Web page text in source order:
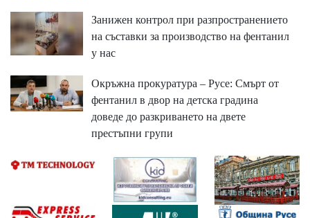
Занижен контрол при разпространението
на съставки за производство на фентанил
у нас
Окръжна прокуратура – Русе: Смърт от
фентанил в двор на детска градина
доведе до разкриването на двете
престъпни групи